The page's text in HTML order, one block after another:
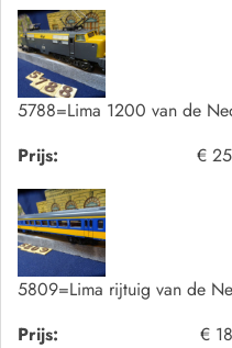
5788=Lima 1200 van de
Prijs:
€
5809=Lima rijtuig van de
Prijs:
€